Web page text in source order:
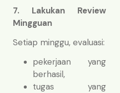
7. Lakukan Review
Mingguan
Setiap minggu, evaluasi:
pekerjaan yang
berhasil,
tugas yang